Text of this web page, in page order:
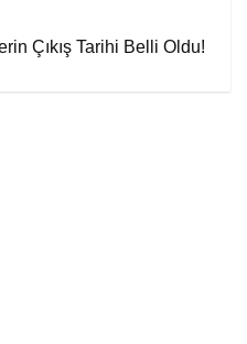
Çıkış Tarihi Belli Oldu!